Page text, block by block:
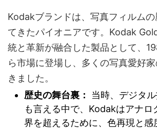
Kodakブランドは、写真フィルム
てきたパイオニアです。Kodak
統と革新が融合した製品として、
ら市場に登場し、多くの写真愛好
きました。
歴史の舞台裏：
当時、デジタ
も言える中で、Kodakはアナロ
界を超えるために、色再現と感